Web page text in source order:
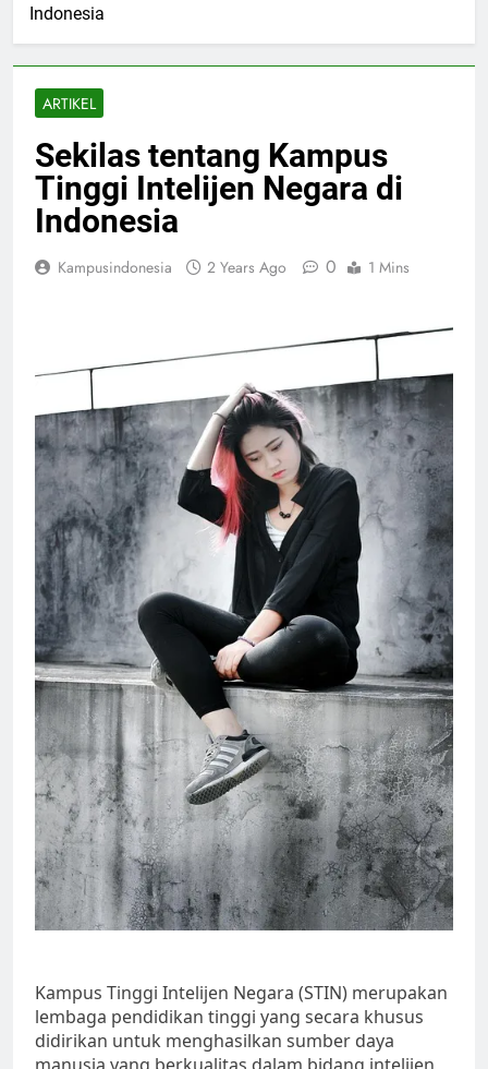
Indonesia
ARTIKEL
Sekilas tentang Kampus
Tinggi Intelijen Negara di
Indonesia
Kampusindonesia 2 Years Ago 0 1 Mins
Kampus Tinggi Intelijen Negara (STIN) merupakan
lembaga pendidikan tinggi yang secara khusus
didirikan untuk menghasilkan sumber daya